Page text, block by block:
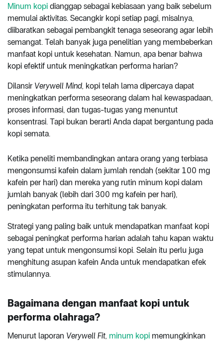
Minum kopi dianggap sebagai kebiasaan yang baik sebelum
memulai aktivitas. Secangkir kopi setiap pagi, misalnya,
diibaratkan sebagai pembangkit tenaga seseorang agar lebih
semangat. Telah banyak juga penelitian yang membeberkan
manfaat kopi untuk kesehatan. Namun, apa benar bahwa
kopi efektif untuk meningkatkan performa harian?
Dilansir Verywell Mind, kopi telah lama dipercaya dapat
meningkatkan performa seseorang dalam hal kewaspadaan,
proses informasi, dan tugas-tugas yang menuntut
konsentrasi. Tapi bukan berarti Anda dapat bergantung pada
kopi semata.
Ketika peneliti membandingkan antara orang yang terbiasa
mengonsumsi kafein dalam jumlah rendah (sekitar 100 mg
kafein per hari) dan mereka yang rutin minum kopi dalam
jumlah banyak (lebih dari 300 mg kafein per hari),
peningkatan performa itu terhitung tak banyak.
Strategi yang paling baik untuk mendapatkan manfaat kopi
sebagai peningkat performa harian adalah tahu kapan waktu
yang tepat untuk mengonsumsi kopi. Selain itu perlu juga
menghitung asupan kafein Anda untuk mendapatkan efek
stimulannya.
Bagaimana dengan manfaat kopi untuk
performa olahraga?
Menurut laporan Verywell Fit, minum kopi memungkinkan